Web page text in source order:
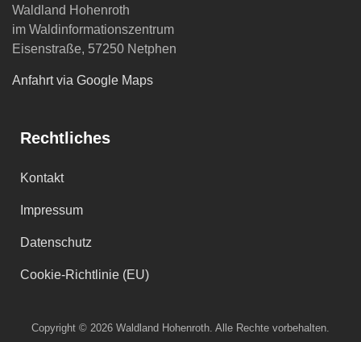
Waldland Hohenroth
im Waldinformationszentrum
Eisenstraße, 57250 Netphen
Anfahrt via Google Maps
Rechtliches
Kontakt
Impressum
Datenschutz
Cookie-Richtlinie (EU)
Copyright © 2026 Waldland Hohenroth. Alle Rechte vorbehalten.